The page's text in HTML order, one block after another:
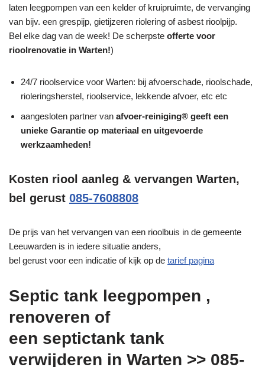
laten leegpompen van een kelder of kruipruimte, de vervanging
van bijv. een grespijp, gietijzeren riolering of asbest rioolpijp.
Bel elke dag van de week! De scherpste offerte voor
rioolrenovatie in Warten!)
24/7 rioolservice voor Warten: bij afvoerschade, rioolschade,
rioleringsherstel, rioolservice, lekkende afvoer, etc etc
aangesloten partner van afvoer-reiniging® geeft een
unieke Garantie op materiaal en uitgevoerde
werkzaamheden!
Kosten riool aanleg & vervangen Warten,
bel gerust 085-7608808
De prijs van het vervangen van een rioolbuis in de gemeente
Leeuwarden is in iedere situatie anders,
bel gerust voor een indicatie of kijk op de tarief pagina
Septic tank leegpompen ,
renoveren of
een septictank tank
verwijderen in Warten >> 085-